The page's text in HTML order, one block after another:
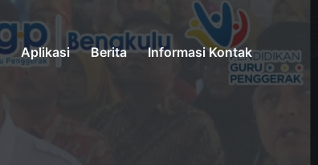
Aplikasi Berita Informasi Kontak